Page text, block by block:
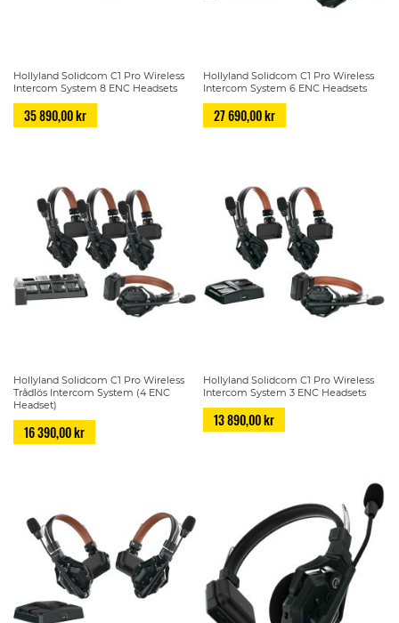
Hollyland Solidcom C1 Pro Wireless
Intercom System 8 ENC Headsets
35 890,00 kr
Hollyland Solidcom C1 Pro Wireless
Intercom System 6 ENC Headsets
27 690,00 kr
Hollyland Solidcom C1 Pro Wireless
Trådlös Intercom System (4 ENC
Headset)
16 390,00 kr
Hollyland Solidcom C1 Pro Wireless
Intercom System 3 ENC Headsets
13 890,00 kr